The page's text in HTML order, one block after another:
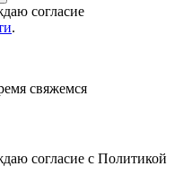
согласие
.
свяжемся
согласие с Политикой